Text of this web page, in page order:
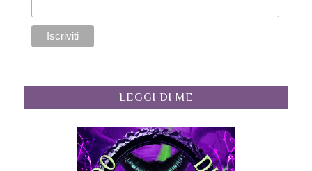
LEGGI DI ME